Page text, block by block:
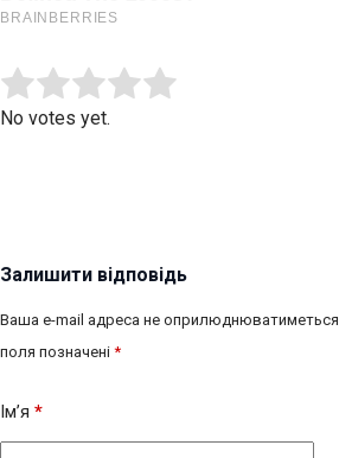
Rate this item:
No votes yet.
Залишити відповідь
Ваша e-mail адреса не оприлюднюватиметься.
поля позначені *
Ім’я *